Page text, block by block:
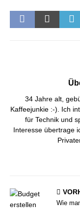
34 Jahre alt,
Kaffeejunkie :-). Ich
für Technik und
Interesse übertrage
Wie